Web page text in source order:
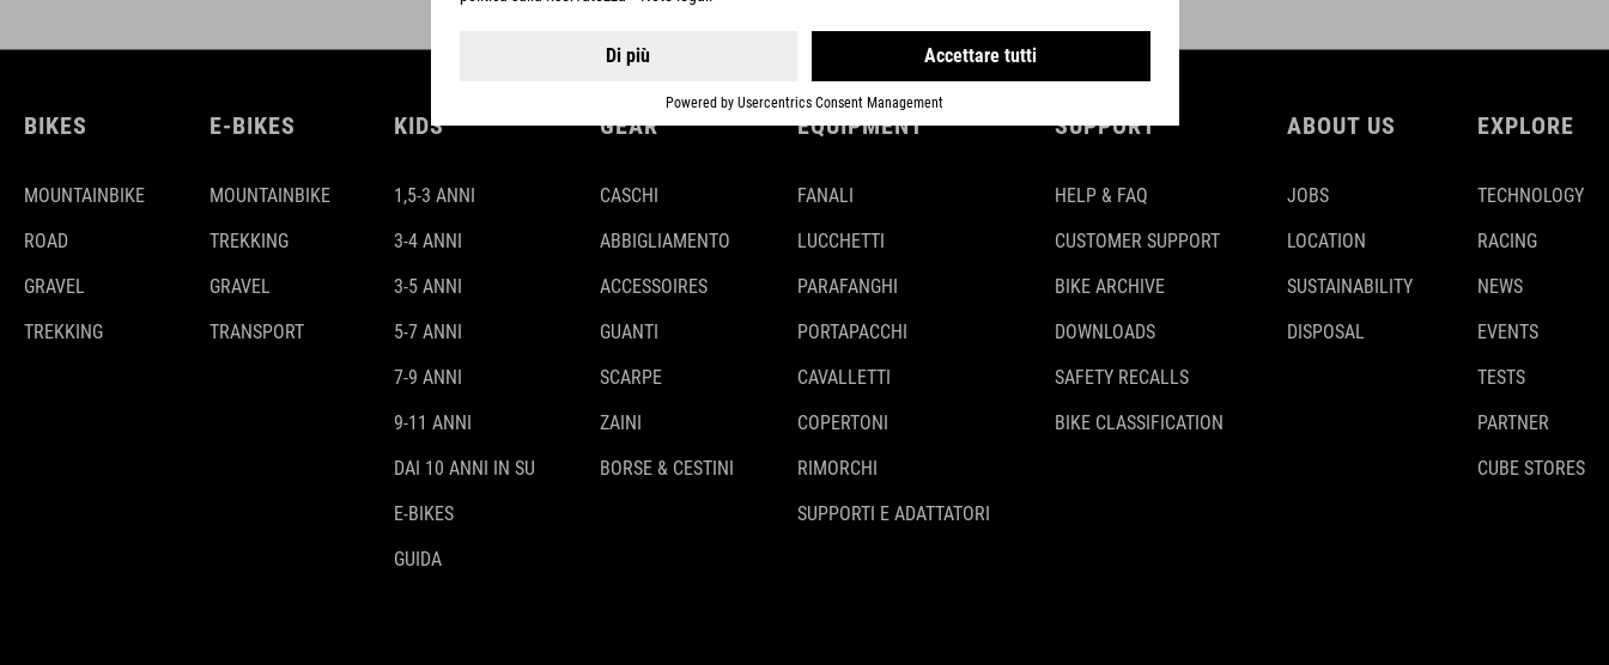
BIKES
MOUNTAINBIKE
ROAD
GRAVEL
TREKKING
E-BIKES
MOUNTAINBIKE
TREKKING
GRAVEL
TRANSPORT
KIDS
1,5-3 ANNI
3-4 ANNI
3-5 ANNI
5-7 ANNI
7-9 ANNI
9-11 ANNI
DAI 10 ANNI IN SU
E-BIKES
GUIDA
GEAR
CASCHI
ABBIGLIAMENTO
ACCESSOIRES
GUANTI
SCARPE
ZAINI
BORSE & CESTINI
EQUIPMENT
FANALI
LUCCHETTI
PARAFANGHI
PORTAPACCHI
CAVALLETTI
COPERTONI
RIMORCHI
SUPPORTI E ADATTATORI
SUPPORT
HELP & FAQ
CUSTOMER SUPPORT
BIKE ARCHIVE
DOWNLOADS
SAFETY RECALLS
BIKE CLASSIFICATION
ABOUT US
JOBS
LOCATION
SUSTAINABILITY
DISPOSAL
EXPLORE
TECHNOLOGY
RACING
NEWS
EVENTS
TESTS
PARTNER
CUBE STORES